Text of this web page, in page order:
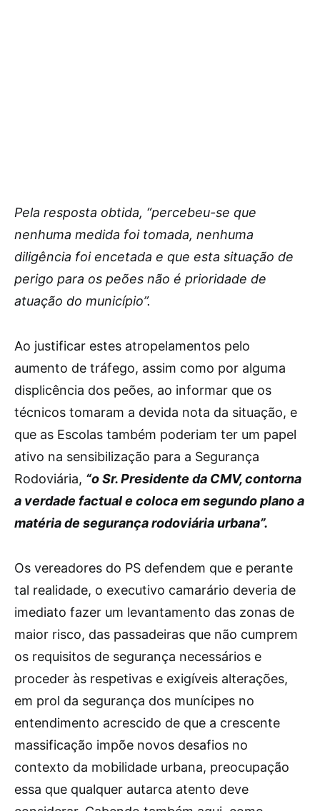
Pela resposta obtida, “percebeu-se que
nenhuma medida foi tomada, nenhuma
diligência foi encetada e que esta situação de
perigo para os peões não é prioridade de
atuação do município”.
Ao justificar estes atropelamentos pelo
aumento de tráfego, assim como por alguma
displicência dos peões, ao informar que os
técnicos tomaram a devida nota da situação, e
que as Escolas também poderiam ter um papel
ativo na sensibilização para a Segurança
Rodoviária, “o Sr. Presidente da CMV, contorna
a verdade factual e coloca em segundo plano a
matéria de segurança rodoviária urbana”.
Os vereadores do PS defendem que e perante
tal realidade, o executivo camarário deveria de
imediato fazer um levantamento das zonas de
maior risco, das passadeiras que não cumprem
os requisitos de segurança necessários e
proceder às respetivas e exigíveis alterações,
em prol da segurança dos munícipes no
entendimento acrescido de que a crescente
massificação impõe novos desafios no
contexto da mobilidade urbana, preocupação
essa que qualquer autarca atento deve